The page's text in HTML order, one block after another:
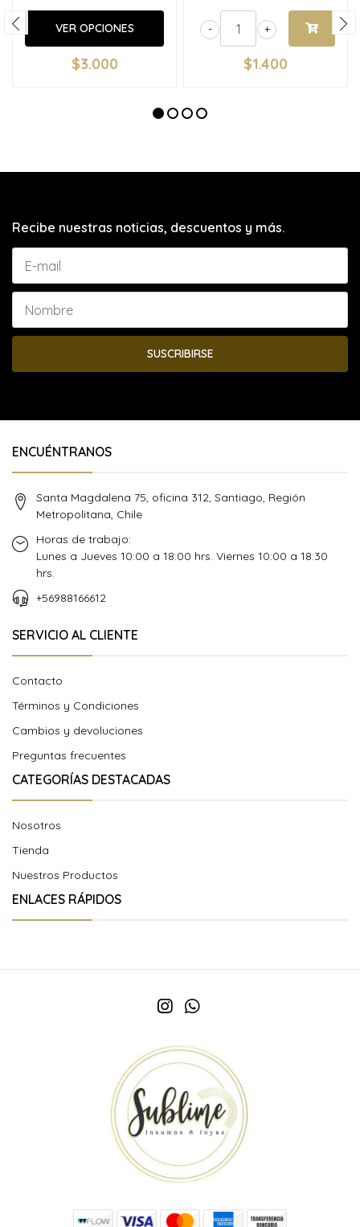
VER OPCIONES
$3.000
+
-
$1.400
Recibe nuestras noticias, descuentos y más.
SUSCRIBIRSE
ENCUÉNTRANOS
Santa Magdalena 75, oficina 312, Santiago, Región
Metropolitana, Chile
Horas de trabajo:
Lunes a Jueves 10:00 a 18:00 hrs. Viernes 10:00 a 18:30
hrs.
+56988166612
SERVICIO AL CLIENTE
Contacto
Términos y Condiciones
Cambios y devoluciones
Preguntas frecuentes
CATEGORÍAS DESTACADAS
Nosotros
Tienda
Nuestros Productos
ENLACES RÁPIDOS